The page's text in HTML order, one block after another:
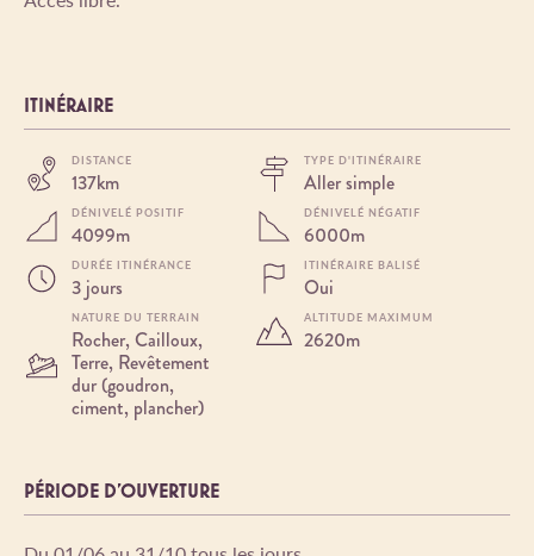
ITINÉRAIRE
DISTANCE
137km
TYPE D'ITINÉRAIRE
Aller simple
DÉNIVELÉ POSITIF
4099m
DÉNIVELÉ NÉGATIF
6000m
DURÉE ITINÉRANCE
3 jours
ITINÉRAIRE BALISÉ
Oui
NATURE DU TERRAIN
Rocher, Cailloux,
Terre, Revêtement
dur (goudron,
ciment, plancher)
ALTITUDE MAXIMUM
2620m
PÉRIODE D'OUVERTURE